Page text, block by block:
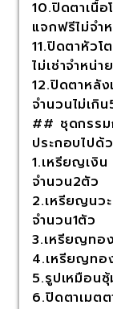
10.ปิดตาเนื้
แจกฟรีไม่จำ
11.ปิดตาหัว
ไม่เช่าจำหน่าย
12.ปิดตาหลั
จำนวนไม่เกิ
## ชุดกรร
ประกอบไปด้
1.เหรียญเงิ
จำนวน2ตัว
2.เหรียญนว
จำนวน1ตัว
3.เหรียญทอ
4.เหรียญทอ
5.รูปเหมือน
6.ปิดตาเมตต